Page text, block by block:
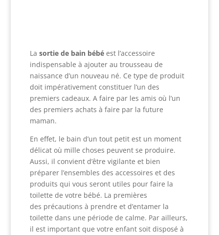
La sortie de bain bébéest l’accessoire
indispensable à ajouter au trousseau de
naissance d’un nouveau né. Ce type de produit
doit impérativement constituer l’un des
premiers cadeaux. A faire par les amis où l’un
des premiers achats à faire par la future
maman.
En effet, le bain d’un tout petit est un moment
délicat où mille choses peuvent se produire.
Aussi, il convient d’être vigilante et bien
préparer l’ensembles des accessoires et des
produits qui vous seront utiles pour faire la
toilette de votre bébé. La premières
des précautions à prendre et d’entamer la
toilette dans une période de calme. Par ailleurs,
il est important que votre enfant soit disposé à